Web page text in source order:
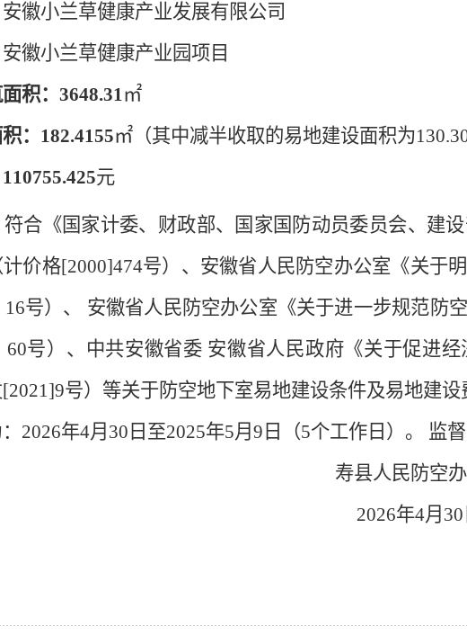
徽小兰草健康产业发展有限公司
徽小兰草健康产业园项目
积： 3648.31㎡
： 182.4155㎡（其中减半收取的易地建设面积为
110755.425元
符合《国家计委、财政部、国家国防动员委员会、建
价格[2000]474号）、安徽省人民防空办公室《关于
16号）、 安徽省人民防空办公室《关于进一步规范防
60号）、中共安徽省委 安徽省人民政府《关于促进
号）等关于防空地下室易地建设条件及易地建设
2026年4月 30 日至2025年5月 9 日（5个工作日） 。 监
寿县人民防空
2026年4月30